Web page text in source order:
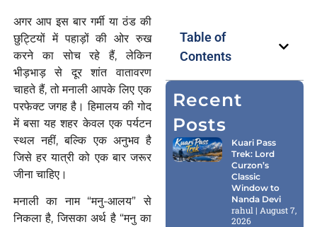
अगर आप इस बार गर्मी या ठंड की
छुट्टियों में पहाड़ों की ओर रुख
करने का सोच रहे हैं, लेकिन
भीड़भाड़ से दूर शांत वातावरण
चाहते हैं, तो मनाली आपके लिए एक
परफेक्ट जगह है। हिमालय की गोद
में बसा यह शहर केवल एक पर्यटन
स्थल नहीं, बल्कि एक अनुभव है
जिसे हर यात्री को एक बार जरूर
जीना चाहिए।
मनाली का नाम “मनु-आलय” से
निकला है, जिसका अर्थ है “मनु का
Table of
Contents
Recent
Posts
Kuari Pass
Trek: Lord
Curzon’s
Classic
Window to
Nanda Devi
rahul
August 7,
2026